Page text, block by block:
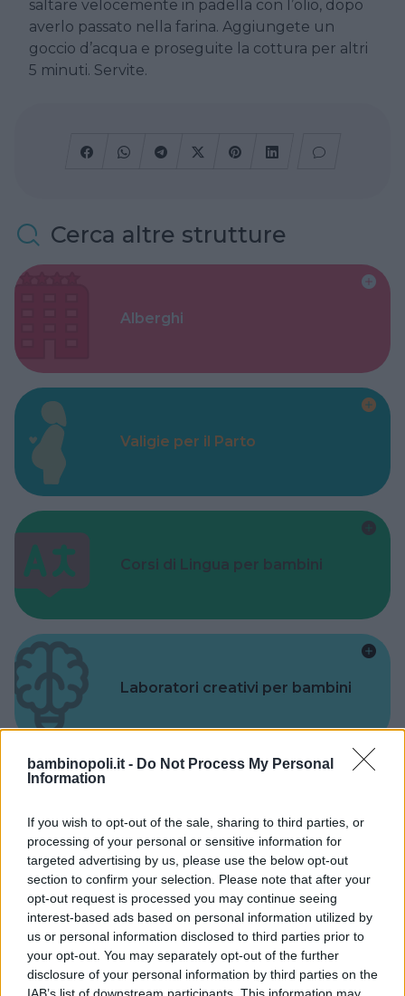
bambinopoli.it - Do Not Process My Personal
Information
If you wish to opt-out of the sale, sharing to third parties, or
processing of your personal or sensitive information for
targeted advertising by us, please use the below opt-out
section to confirm your selection. Please note that after your
opt-out request is processed you may continue seeing
interest-based ads based on personal information utilized by
us or personal information disclosed to third parties prior to
your opt-out. You may separately opt-out of the further
disclosure of your personal information by third parties on the
saltare velocemente in padella con l’olio, dopo
averlo passato nella farina. Aggiungete un
goccio d’acqua e proseguite la cottura per altri
5 minuti. Servite.
Cerca altre strutture
Alberghi
Valigie per il Parto
Corsi di Lingua per bambini
Laboratori creativi per bambini
Feste